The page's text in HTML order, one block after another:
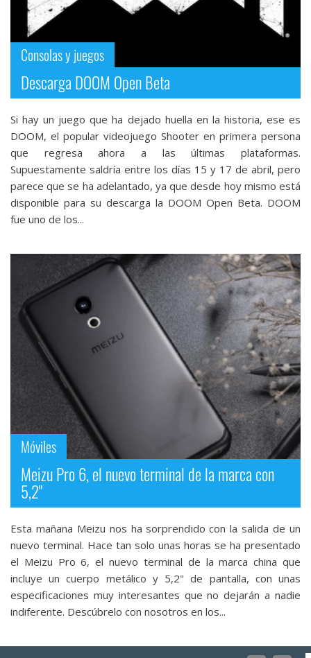
Consolas y juegos
Descarga DOOM Open Beta
Si hay un juego que ha dejado huella en la historia, ese es
DOOM, el popular videojuego Shooter en primera persona
que regresa ahora a las últimas plataformas.
Supuestamente saldría entre los días 15 y 17 de abril, pero
parece que se ha adelantado, ya que desde hoy mismo está
disponible para su descarga la DOOM Open Beta. DOOM
fue uno de los...
Móviles
Meizu Pro 6, el nuevo terminal de la marca con
5,2"
Esta mañana Meizu nos ha sorprendido con la salida de un
nuevo terminal. Hace tan solo unas horas se ha presentado
el Meizu Pro 6, el nuevo terminal de la marca china que
incluye un cuerpo metálico y 5,2" de pantalla, con unas
especificaciones muy interesantes que no dejarán a nadie
indiferente. Descúbrelo con nosotros en los...